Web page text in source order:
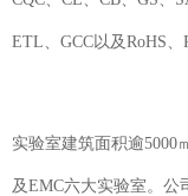
ETL、GCC以及RoHS
实验室建筑面积逾5000
及EMC六大实验室。公